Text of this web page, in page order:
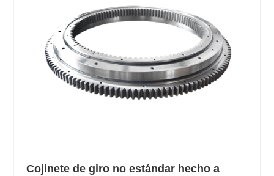
Cojinete de giro no estándar hecho a